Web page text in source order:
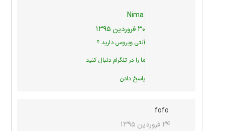
Nima
۳۰ فروردین ۱۳۹۵
آنتی ویروس دارید ؟
ما را درتلگرام دنبال کنید
پاسخ دادن
fofo
۲۴ فروردین ۱۳۹۵